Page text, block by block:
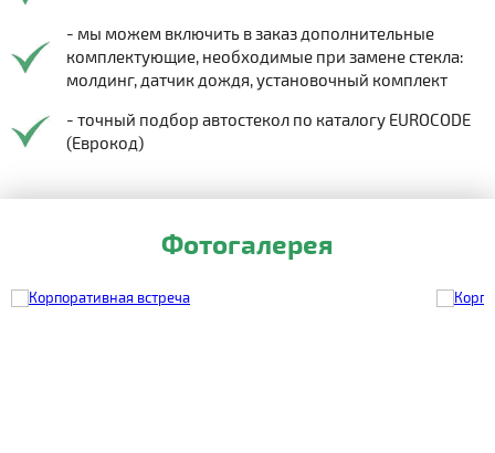
- мы можем включить в заказ дополнительные
комплектующие, необходимые при замене стекла:
молдинг, датчик дождя, установочный комплект
- точный подбор автостекол по каталогу EUROCODE
(Еврокод)
Фотогалерея